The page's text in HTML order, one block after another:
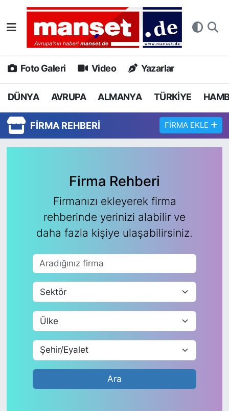
Foto Galeri Video Yazarlar
DÜNYA AVRUPA ALMANYA TÜRKİYE
FIRMA REHBERI FIRMA EKLE
Firma Rehberi
Firmanızı ekleyerek firma
rehberinde yerinizi alabilir ve
daha fazla kişiye ulaşabilirsiniz.
Ara
DÜNYA
AVRUPA
ALMANYA
DEUTSCH
EKONOMİ
SAĞLIK
Nöbetçi Eczaneler
Hava Durumu
Namaz Vakitleri
Son Dakika Haberleri
Haber Arşivi